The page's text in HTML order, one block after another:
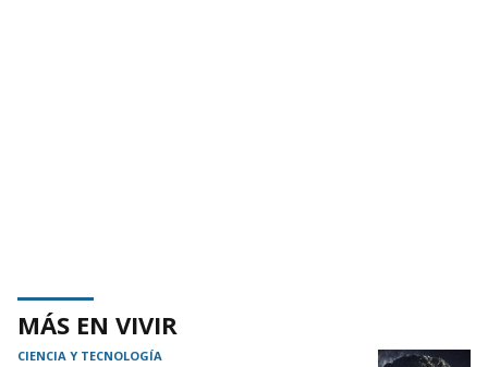
MÁS EN VIVIR
CIENCIA Y TECNOLOGÍA